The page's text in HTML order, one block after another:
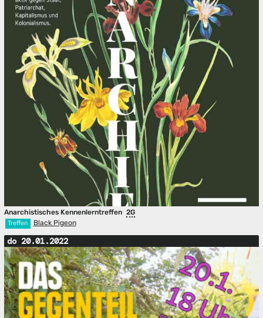
Anarchistisches Kennenlerntreffen 2G
Treffen Black Pigeon
do 20.01.2022